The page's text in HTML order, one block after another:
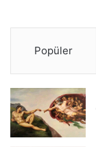
Popüler